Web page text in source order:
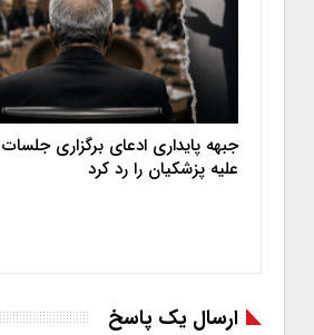
جبهه پایداری ادعای برگزاری
علیه پزشکیان را رد کرد
ارسال یک پاسخ